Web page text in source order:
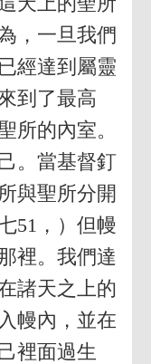
，一旦我們
經達到屬靈
到了最高
所的內室。
。當基督釘
與聖所分開
51，）但幔
裡。我們達
諸天之上的
幔內，並在
裡面過生